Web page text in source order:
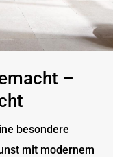
–
besondere
mit modernem